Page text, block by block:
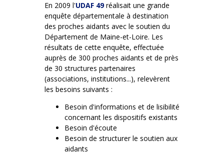
En 2009 l'UDAF 49réalisait une grande
enquête départementale à destination
des proches aidants avec le soutien du
Département de Maine-et-Loire. Les
résultats de cette enquête, effectuée
auprès de 300 proches aidants et de près
de 30 structures partenaires
(associations, institutions...), relevèrent
les besoins suivants :
Besoin d'informations et de lisibilité
concernant les dispositifs existants
Besoin d'écoute
Besoin de structurer le soutien aux
aidants